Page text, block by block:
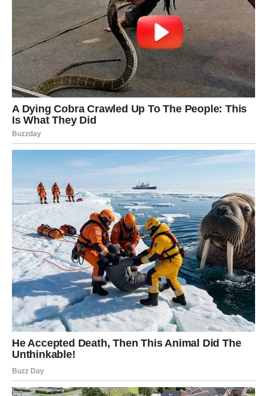
Vage su znak pravde, a sada univerzum vraća ravnotežu u
vaš život.
Ako ste bili u neravnopravnom odnosu – situacija se
menja.
Na poslu – pregovori idu u vašu korist.
U ljubavi – jasno se vidi ko daje, a ko samo uzima.
Pravda za vas dolazi kroz harmoniju koja se ponovo
ŠKORPIJA – ISTINA KOJA
BOLOVA, ALI OSLOBAĐA